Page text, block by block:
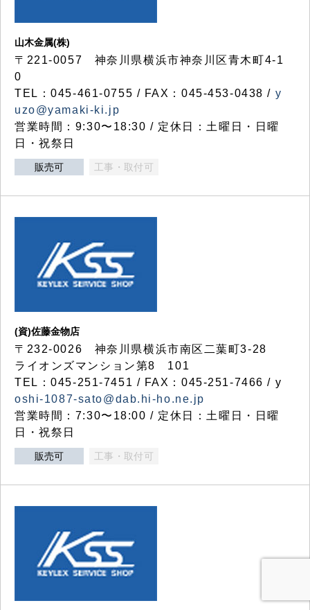
山木金属(株)
〒221-0057 神奈川県横浜市神奈川区青木町4-1
0
TEL：045-461-0755 / FAX：045-453-0438 / y
uzo@yamaki-ki.jp
営業時間：9:30〜18:30 / 定休日：土曜日・日曜
日・祝祭日
販売可 工事・取付可
(資)佐藤金物店
〒232-0026 神奈川県横浜市南区二葉町3-28
ライオンズマンション第8 101
TEL：045-251-7451 / FAX：045-251-7466 / y
oshi-1087-sato@dab.hi-ho.ne.jp
営業時間：7:30〜18:00 / 定休日：土曜日・日曜
日・祝祭日
販売可 工事・取付可